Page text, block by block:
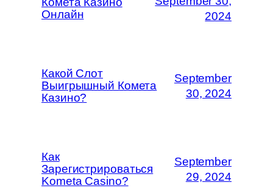
Онлайн
2024
Какой Слот
Выигрышный Комета
Казино?
September
30, 2024
Как
Зарегистрироваться
Kometa Casino?
September
29, 2024